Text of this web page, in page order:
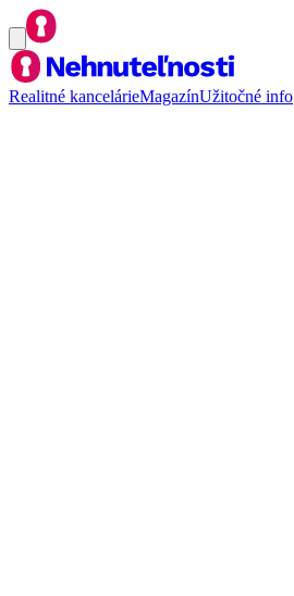
Realitné kancelárieMagazínUžitočné info